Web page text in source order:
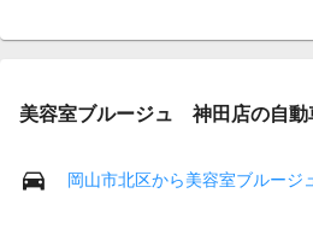
美容室ブルージュ 神田店の自動
岡山市北区から美容室ブルー